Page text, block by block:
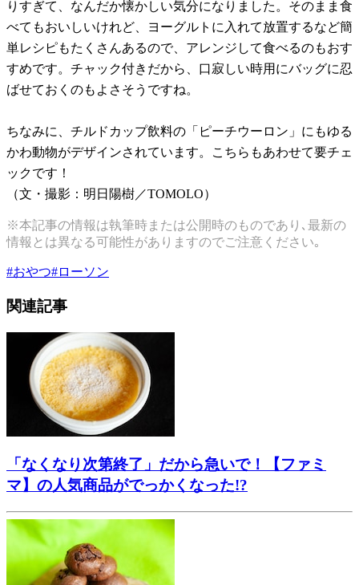
りすぎて、なんだか懐かしい気分になりました。そのまま食
べてもおいしいけれど、ヨーグルトに入れて放置するなど簡
単レシピもたくさんあるので、アレンジして食べるのもおす
すめです。チャック付きだから、口寂しい時用にバッグに忍
ばせておくのもよさそうですね。
ちなみに、チルドカップ飲料の「ピーチウーロン」にもゆる
かわ動物がデザインされています。こちらもあわせて要チェ
ックです！
（文・撮影：明日陽樹／TOMOLO）
※本記事の情報は執筆時または公開時のものであり､最新の
情報とは異なる可能性がありますのでご注意ください｡
#おやつ#ローソン
関連記事
「なくなり次第終了」だから急いで！【ファミ
マ】の人気商品がでっかくなった!?